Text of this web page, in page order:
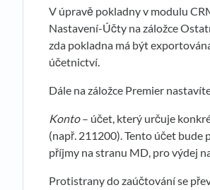
V úpravě pokladny v modulu
Nastavení-Účty na záložce
zda pokladna má být
účetnictví.
Dále na záložce Premier
Konto– účet, který určuje
(např. 211200). Tento účet bude
příjmy na stranu MD, pro výdej
Protistrany do zaúčtování se